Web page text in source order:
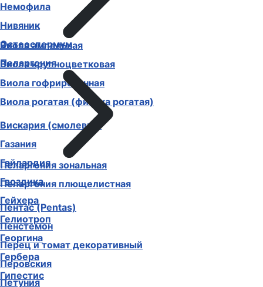
Виола ампельная
Виола крупноцветковая
Виола гофрированная
Виола рогатая (фиалка рогатая)
Вискария (смолевка)
Газания
Гайлардия
Гвоздика
Гейхера
Гелиотроп
Георгина
Гербера
Гипестис
Немофила
Нивяник
Остеоспермум
Пеларгония
Пеларгония зональная
Пеларгония плющелистная
Пентас (Pentas)
Пенстемон
Перец и томат декоративный
Перовския
Петуния